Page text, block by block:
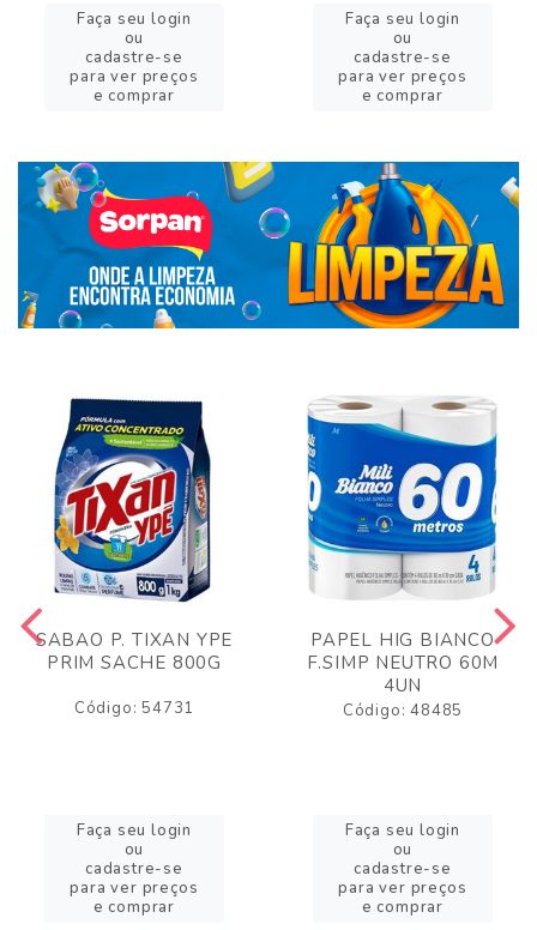
Faça seu login
ou
cadastre-se
para ver preços
e comprar
Faça seu login
ou
cadastre-se
para ver preços
e comprar
SABAO P. TIXAN YPE
PRIM SACHE 800G
Código: 54731
Faça seu login
ou
cadastre-se
para ver preços
e comprar
PAPEL HIG BIANCO
F.SIMP NEUTRO 60M
4UN
Código: 48485
Faça seu login
ou
cadastre-se
para ver preços
e comprar